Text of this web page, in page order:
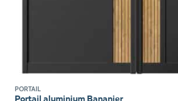
PORTAIL
Portail aluminium Bananier